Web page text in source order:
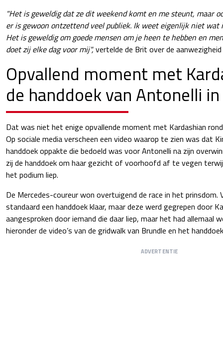
"Het is geweldig dat ze dit weekend komt en me steunt, maar
er is gewoon ontzettend veel publiek. Ik weet eigenlijk niet wat
Het is geweldig om goede mensen om je heen te hebben en
doet zij elke dag voor mij",vertelde de Brit over de
Opvallend moment met
de handdoek van Antonelli
Dat was niet het enige opvallende moment met Kardashian
Op sociale media verscheen een video waarop te zien was dat
handdoek oppakte die bedoeld was voor Antonelli na zijn
zij de handdoek om haar gezicht of voorhoofd af te vegen
het podium liep.
De Mercedes-coureur won overtuigend de race in het prinsdom.
standaard een handdoek klaar, maar deze werd gegrepen door
aangesproken door iemand die daar liep, maar het had allemaal
hieronder de video’s van de gridwalk van Brundle en het
ADVERTENTIE